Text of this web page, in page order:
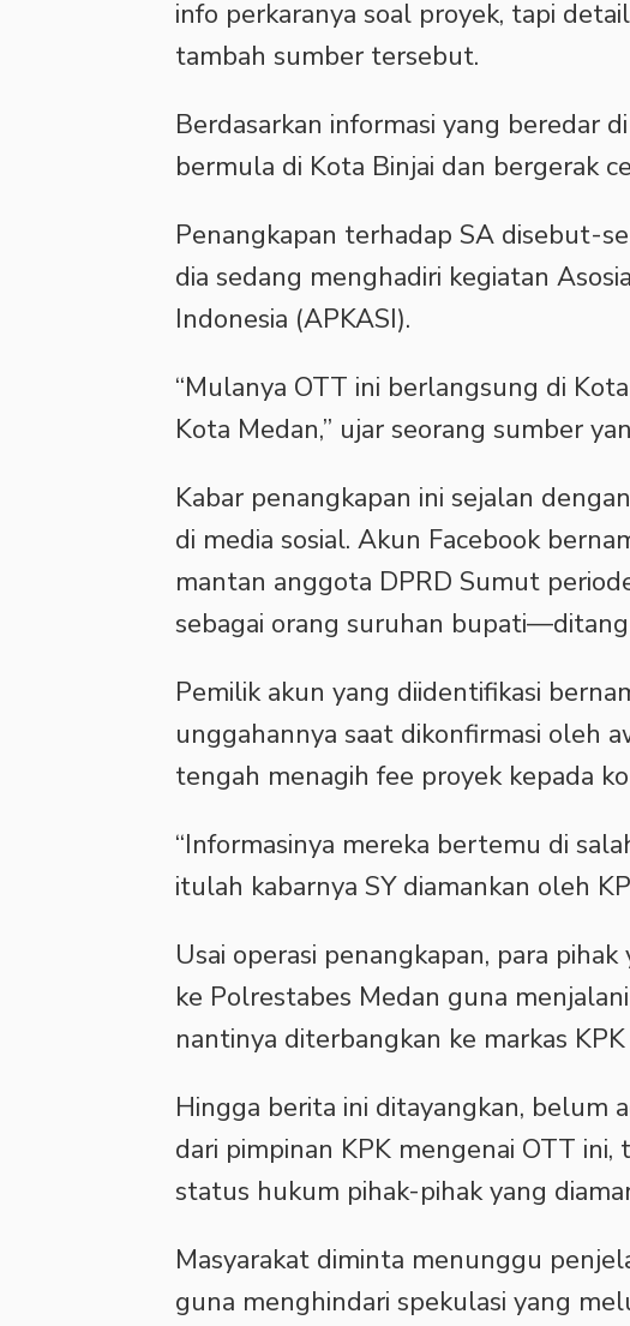
info perkaranya soal proyek, tapi
tambah sumber tersebut.
Berdasarkan informasi yang beredar
bermula di Kota Binjai dan bergerak
Penangkapan terhadap SA disebut-
dia sedang menghadiri kegiatan
Indonesia (APKASI).
“Mulanya OTT ini berlangsung di
Kota Medan,” ujar seorang sumber
Kabar penangkapan ini sejalan
di media sosial. Akun Facebook
mantan anggota DPRD Sumut
sebagai orang suruhan
Pemilik akun yang diidentifikasi
unggahannya saat dikonfirmasi oleh
tengah menagih fee proyek kepada
“Informasinya mereka bertemu di
itulah kabarnya SY diamankan oleh
Usai operasi penangkapan, para
ke Polrestabes Medan guna
nantinya diterbangkan ke markas KPK
Hingga berita ini ditayangkan, belum
dari pimpinan KPK mengenai OTT
status hukum pihak-pihak yang
Masyarakat diminta menunggu
guna menghindari spekulasi yang